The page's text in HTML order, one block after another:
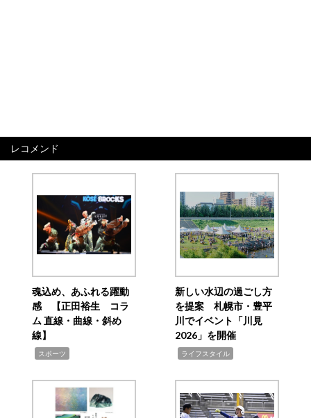
レコメンド
魂込め、あふれる躍動
感 【正田裕生 コラ
ム 直線・曲線・斜め
線】
スポーツ
新しい水辺の過ごし方
を提案 札幌市・豊平
川でイベント「川見
2026」を開催
ライフスタイル